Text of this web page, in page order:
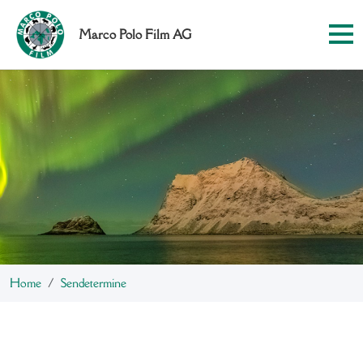
Marco Polo Film AG
Home Sendetermine